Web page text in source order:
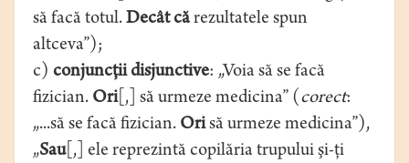
să facă totul.Decât cărezultatele spun
altceva”);
c) conjuncţii disjunctive: „Voia să se facă
fizician. Ori[,] să urmeze medicina” (corect:
„...să se facă fizician. Orisă urmeze medicina”),
„Sau[,] ele reprezintă copilăria trupului şi-ţi